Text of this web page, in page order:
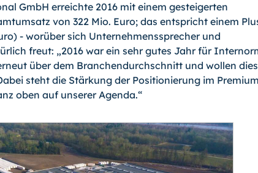
GmbH erreichte 2016 mit einem gesteigerten
von 322 Mio. Euro; das entspricht einem
- worüber sich Unternehmenssprecher und
freut: „2016 war ein sehr gutes Jahr für
über dem Branchendurchschnitt und wollen
steht die Stärkung der Positionierung im
oben auf unserer Agenda.“